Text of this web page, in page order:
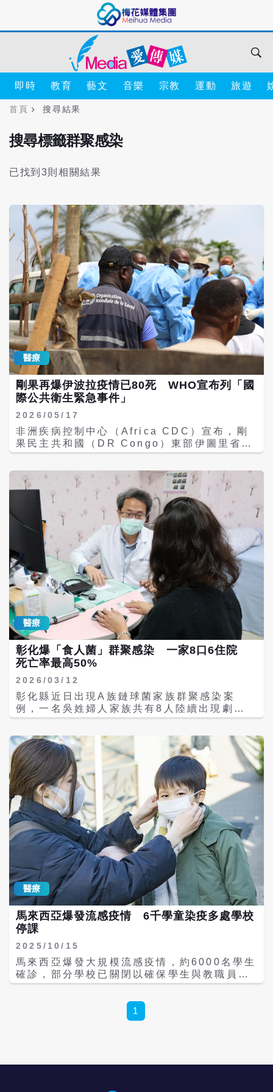
即時 教育 藝文 音樂 宗教 運動 旅遊
首頁 搜尋結果
搜尋標籤群聚感染
已找到3則相關結果
醫療
剛果再爆伊波拉疫情已80死 WHO宣布列「國
際公共衛生緊急事件」
2026/05/17
非洲疾病控制中心（Africa CDC）宣布，剛
果民主共和國（DR Congo）東部伊圖里省
（Ituri Province）爆發伊波拉病毒（Ebola
病例。這是該國自2018-2020年造成近2300
人死亡的史上最嚴重疫情後，再度出現大規模
爆發。 世界衛生組織（WHO）上周六（16
日）正式將此次由「本迪布焦」
（Bundibugyo）病毒株引起的伊波拉疫情判
定為「國際公共衛生緊急事件」（PHEIC），
但尚未達到大流行緊急狀態的標準。 Africa
CDC invites you to a critical
emergency press briefing today on the
Ebola outbreak in the DRC and
Uganda. 📅 Date: Saturday, 16 May
2026 🕓 Time: * 18:00 | EAT (GMT+3) *
17:00 | SAST (GMT+2) * 16:00 | CAT
(GMT+1) * 15:00 | WAT (GMT)
pic.twitter.com/LcIyDtt6h0 Africa CDC
(@AfricaCDC) May 16, 2026 《英國廣播
公司》（BBC）報導，根據Africa CDC通
盧（Mongwalu）和魯萬帕拉
（Rwampara），並已擴散至省會布尼亞
少13個呈陽性，確認8例實驗室確診病例，其
中4例為已知死亡病例。此外，疑似病例已出
現在布尼亞及其他地區，實驗室確認仍在進行
中。衛生單位同時正在鑑定病毒株。 疫情迅速
跨國蔓延。烏干達衛生部上周五（15日）證
實，一名59歲剛果籍男子入境，上周一（11
日）住進坎帕拉醫院，上周四（14日）在加護
病房死亡，檢驗確認感染伊波拉。烏干達目前
尚未發現本土病例。另據報導，上周六在首都
金夏沙也出現一例從境外返回的確診病例。
🇨🇩 A new Ebola outbreak in
northeastern Congo has killed 65
people and infected hundreds. The
outbreak in Ituri Province has
recorded 246 suspected cases.
Preliminary results suggest its a non-
Zaire strain, meaning the standard
Ebola vaccine used in previous
outbreaks is
pic.twitter.com/9UlOL1EhbY Mario
Nawfal (@MarioNawfal) May 15, 2026
衛生區出現社區死亡群聚，症狀符合本迪布焦
病毒疾病；至少已有4名醫療人員死亡，顯示
性高、疫情發生在城市及半城市環境，以及目
物，使得這次疫情的潛在規模可能遠大於目前
醫療
彰化爆「食人菌」群聚感染 一家8口6住院
死亡率最高50%
2026/03/12
彰化縣近日出現A族鏈球菌家族群聚感染案
例，一名吳姓婦人家族共有8人陸續出現劇烈
喉嚨痛等症狀，其中6人因病情嚴重住院治療6
發重症恐造成多重器官衰竭，死亡率最高可達
50%，呼籲民眾提高警覺 衛福部彰化醫院表
示，住在彰化二林鎮的39歲吳姓婦人表示，家
中8歲兒子日前突然昏睡一整天，醒來後哭訴
喉嚨像「被刀割」般疼痛。就醫檢查發現扁桃
腺嚴重腫大，甚至連嘴巴都難以張開。隨後包
括母親、其他4名子女、大嫂及其2名女兒在
內，共8人陸續出現類似症狀，其中6人因病情
嚴重住院治療。 經細菌培養檢驗後，醫師確認
一家人感染俗稱「食人菌」的A族鏈球菌。吳
姓婦人表示，家族近期並未出國或旅遊，也沒
有到日本，但可能在家族聚餐等近距離接觸中
傳播，進而造成群聚感染。 彰化醫院小兒科主
任馬瑞杉指出，A族鏈球菌主要透過飛沫與接
觸傳染，常見症狀包括急性咽喉炎、扁桃腺紅
腫、劇烈喉嚨痛以及高燒不退。嚴重時可能引
至造成蜂窩性組織炎或壞死性筋膜炎，因此被
稱為「食人菌」。 馬瑞杉進一步說明，若感染
A族鏈球菌並引發毒性休克症候群
在短時間內急速惡化，死亡率約30%至50%，
醫療
馬來西亞爆發流感疫情 6千學童染疫多處學校
停課
2025/10/15
馬來西亞爆發大規模流感疫情，約6000名學生
確診，部分學校已關閉以確保學生與教職員安
全。 馬來西亞衛生部長阿末（Dzulkefly
育部商討進一步遏制校園病毒傳播的措施。與
此同時，全球多國流感疫情亦呈上升趨勢，顯
1